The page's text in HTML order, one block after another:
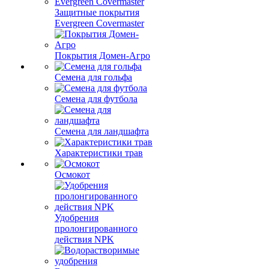
Защитные покрытия
Evergreen Covermaster
Покрытия Домен-Агро
Семена для гольфа
Семена для футбола
Семена для ландшафта
Характеристики трав
Осмокот
Удобрения
пролонгированного
действия NPK